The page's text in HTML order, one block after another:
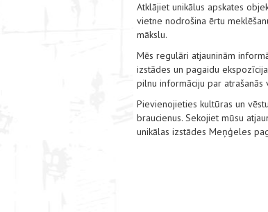
Atklājiet unikālus apskates
vietne nodrošina ērtu
mākslu.
Mēs regulāri atjauninām
izstādes un pagaidu
pilnu informāciju par atrašanās
Pievienojieties kultūras un
braucienus. Sekojiet mūsu
unikālas izstādes Meņģeles